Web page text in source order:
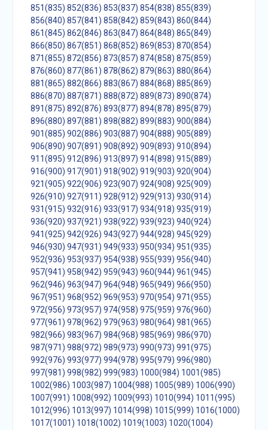
851(835) 852(836) 853(837) 854(838) 855(839)
856(840) 857(841) 858(842) 859(843) 860(844)
861(845) 862(846) 863(847) 864(848) 865(849)
866(850) 867(851) 868(852) 869(853) 870(854)
871(855) 872(856) 873(857) 874(858) 875(859)
876(860) 877(861) 878(862) 879(863) 880(864)
881(865) 882(866) 883(867) 884(868) 885(869)
886(870) 887(871) 888(872) 889(873) 890(874)
891(875) 892(876) 893(877) 894(878) 895(879)
896(880) 897(881) 898(882) 899(883) 900(884)
901(885) 902(886) 903(887) 904(888) 905(889)
906(890) 907(891) 908(892) 909(893) 910(894)
911(895) 912(896) 913(897) 914(898) 915(889)
916(900) 917(901) 918(902) 919(903) 920(904)
921(905) 922(906) 923(907) 924(908) 925(909)
926(910) 927(911) 928(912) 929(913) 930(914)
931(915) 932(916) 933(917) 934(918) 935(919)
936(920) 937(921) 938(922) 939(923) 940(924)
941(925) 942(926) 943(927) 944(928) 945(929)
946(930) 947(931) 949(933) 950(934) 951(935)
952(936) 953(937) 954(938) 955(939) 956(940)
957(941) 958(942) 959(943) 960(944) 961(945)
962(946) 963(947) 964(948) 965(949) 966(950)
967(951) 968(952) 969(953) 970(954) 971(955)
972(956) 973(957) 974(958) 975(959) 976(960)
977(961) 978(962) 979(963) 980(964) 981(965)
982(966) 983(967) 984(968) 985(969) 986(970)
987(971) 988(972) 989(973) 990(973) 991(975)
992(976) 993(977) 994(978) 995(979) 996(980)
997(981) 998(982) 999(983) 1000(984) 1001(985)
1002(986) 1003(987) 1004(988) 1005(989) 1006(990)
1007(991) 1008(992) 1009(993) 1010(994) 1011(995)
1012(996) 1013(997) 1014(998) 1015(999) 1016(1000)
1017(1001) 1018(1002) 1019(1003) 1020(1004)